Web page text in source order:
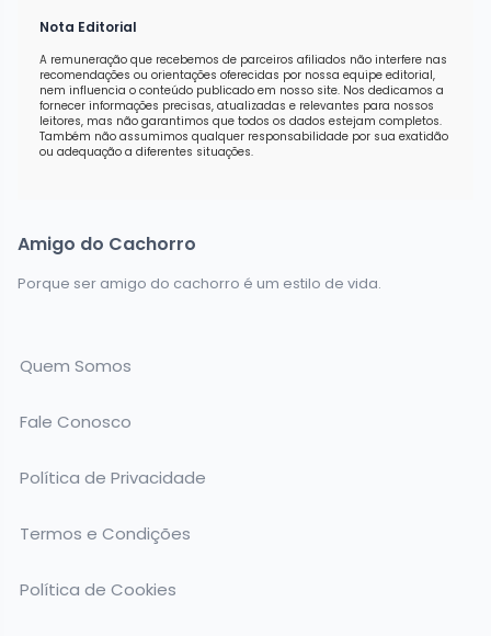
Nota Editorial
A remuneração que recebemos de parceiros afiliados não interfere nas
recomendações ou orientações oferecidas por nossa equipe editorial,
nem influencia o conteúdo publicado em nosso site. Nos dedicamos a
fornecer informações precisas, atualizadas e relevantes para nossos
leitores, mas não garantimos que todos os dados estejam completos.
Também não assumimos qualquer responsabilidade por sua exatidão
ou adequação a diferentes situações.
Amigo do Cachorro
Porque ser amigo do cachorro é um estilo de vida.
Quem Somos
Fale Conosco
Política de Privacidade
Termos e Condições
Política de Cookies